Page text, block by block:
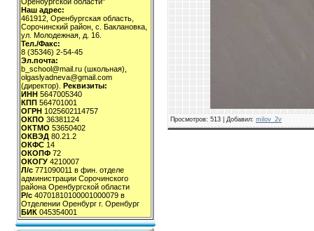
Оренбургской области"
Наш адрес:
461912, Оренбургская область,
Сорочинский район, с. Баклановка,
ул. Молодежная, д. 16.
Тел./Факс:
8 (35346) 2-54-45
Эл.почта:
b_school@mail.ru (школьная),
olgaslyadneva@gmail.com
(директор). Реквизиты:
ИНН 5647005340
КПП 564701001
ОГРН 1025602114757
ОКПО 36381124
ОКТМО 53650402
ОКВЭД 80.21.2
ОКФС 14
ОКОПФ 72
ОКОГУ 4210007
Л/с 771090011 в фин. отделе
администрации Сорочинского
района Оренбургской области
Р/с 40701810100001000079 в
Отделении Оренбург г. Оренбург
БИК 045354001
Просмотров: 513 | Добавил: milov_2v